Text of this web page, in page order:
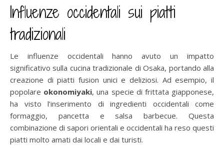
Influenze occidentali sui piatti
tradizionali
Le influenze occidentali hanno avuto un impatto
significativo sulla cucina tradizionale di Osaka, portando alla
creazione di piatti fusion unici e deliziosi. Ad esempio, il
popolare okonomiyaki, una specie di frittata giapponese,
ha visto l’inserimento di ingredienti occidentali come
formaggio, pancetta e salsa barbecue. Questa
combinazione di sapori orientali e occidentali ha reso questi
piatti molto amati dai locali e dai turisti.